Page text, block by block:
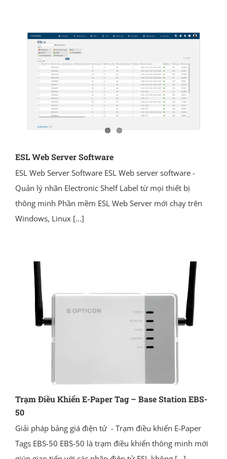
ESL Web Server Software
ESL Web Server Software ESL Web server software -
Quản lý nhãn Electronic Shelf Label từ mọi thiết bị
thông minh Phần mềm ESL Web Server mới chạy trên
Windows, Linux[...]
Trạm Điều Khiển E-Paper Tag – Base Station EBS-
50
Giải pháp bảng giá điện tử - Trạm điều khiển E-Paper
Tags EBS-50 EBS-50 là trạm điều khiển thông minh mới